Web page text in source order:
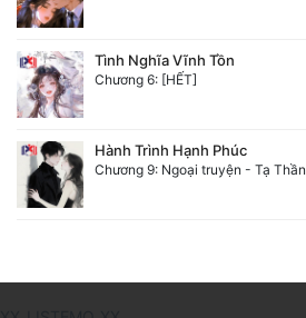
Đam Mỹ
Đẹp
Đẹp Hiệp
Tính Cách Nhân Vật :
Tình Nghĩa Vĩnh Tồn
Chương 6: [HẾT]
Hành Trình Hạnh Phúc
Chương 9: Ngoại truyện - Tạ Thần